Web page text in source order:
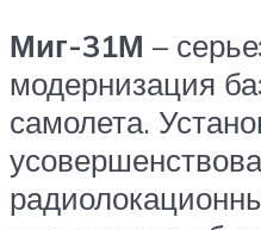
Миг-31М –
модернизация
самолета.